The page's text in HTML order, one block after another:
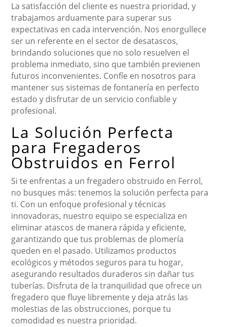
La satisfacción del cliente es nuestra prioridad, y
trabajamos arduamente para superar sus
expectativas en cada intervención. Nos enorgullece
ser un referente en el sector de desatascos,
brindando soluciones que no solo resuelven el
problema inmediato, sino que también previenen
futuros inconvenientes. Confíe en nosotros para
mantener sus sistemas de fontanería en perfecto
estado y disfrutar de un servicio confiable y
profesional.
La Solución Perfecta
para Fregaderos
Obstruidos en Ferrol
Si te enfrentas a un fregadero obstruido en Ferrol,
no busques más: tenemos la solución perfecta para
ti. Con un enfoque profesional y técnicas
innovadoras, nuestro equipo se especializa en
eliminar atascos de manera rápida y eficiente,
garantizando que tus problemas de plomería
queden en el pasado. Utilizamos productos
ecológicos y métodos seguros para tu hogar,
asegurando resultados duraderos sin dañar tus
tuberías. Disfruta de la tranquilidad que ofrece un
fregadero que fluye libremente y deja atrás las
molestias de las obstrucciones, porque tu
comodidad es nuestra prioridad.